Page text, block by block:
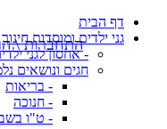
דף הבית
גני ילדים ומוסדות חינוך
- אחסון לגני
חגים ונושאים
- בריאות
- חנוכה
- ט"ו
התחברות \